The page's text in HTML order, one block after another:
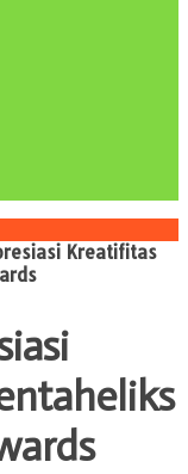
Kreatifitas